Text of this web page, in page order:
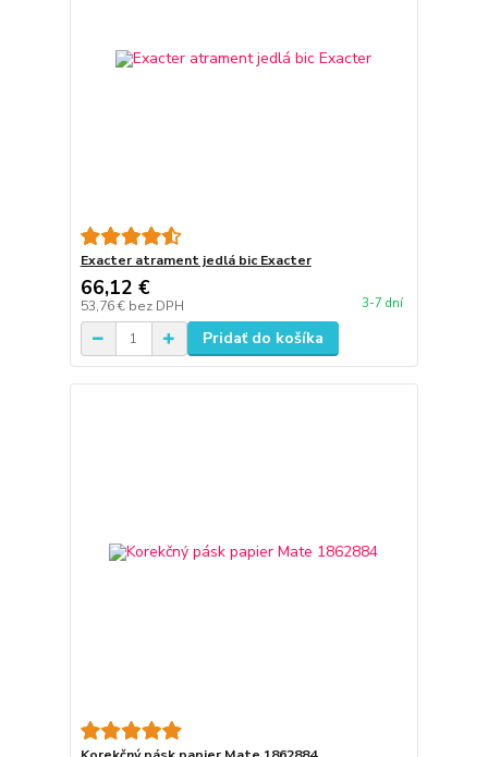
Exacter atrament jedlá bic Exacter
66,12 €
53,76 € bez DPH 3-7 dní
Pridať do košíka